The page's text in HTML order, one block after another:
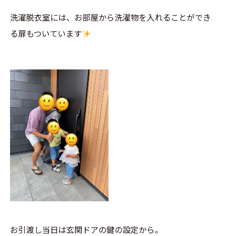
洗濯脱衣室には、お部屋から洗濯物を入れることができ
る扉もついています
お引渡し当日は玄関ドアの鍵の設定から。